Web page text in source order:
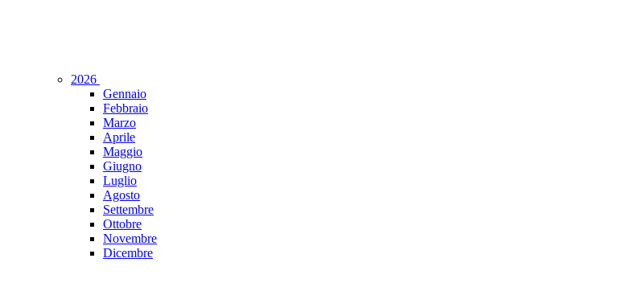
2026
Gennaio
Febbraio
Marzo
Aprile
Maggio
Giugno
Luglio
Agosto
Settembre
Ottobre
Novembre
Dicembre